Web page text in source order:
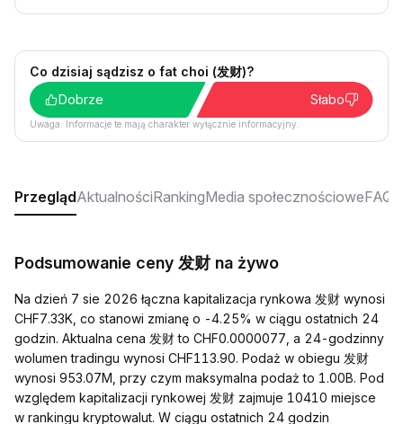
Co dzisiaj sądzisz o fat choi (发财)?
Dobrze
Słabo
Uwaga: Informacje te mają charakter wyłącznie informacyjny.
PrzeglądAktualnościRankingMedia społecznościoweFAQ
Podsumowanie ceny 发财 na żywo
Na dzień 7 sie 2026 łączna kapitalizacja rynkowa 发财 wynosi
CHF7.33K, co stanowi zmianę o -4.25% w ciągu ostatnich 24
godzin. Aktualna cena 发财 to CHF0.0000077, a 24-godzinny
wolumen tradingu wynosi CHF113.90. Podaż w obiegu 发财
wynosi 953.07M, przy czym maksymalna podaż to 1.00B. Pod
względem kapitalizacji rynkowej 发财 zajmuje 10410 miejsce
w rankingu kryptowalut. W ciągu ostatnich 24 godzin